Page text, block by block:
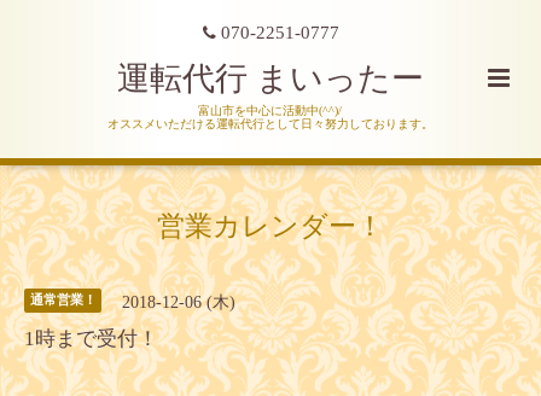
070-2251-0777
運転代行 まいったー
富山市を中心に活動中(^^)/
オススメいただける運転代行として日々努力しております。
営業カレンダー！
通常営業！ 2018-12-06 (木)
1時まで受付！